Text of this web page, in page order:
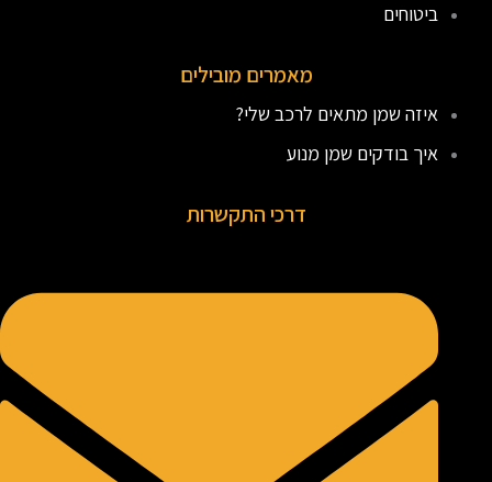
ביטוחים
מאמרים מובילים
איזה שמן מתאים לרכב שלי?
איך בודקים שמן מנוע
דרכי התקשרות